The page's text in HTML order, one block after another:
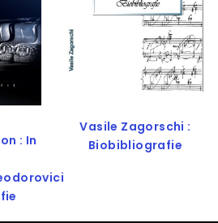
: In
Vasile Zagorschi :
Biobibliografie